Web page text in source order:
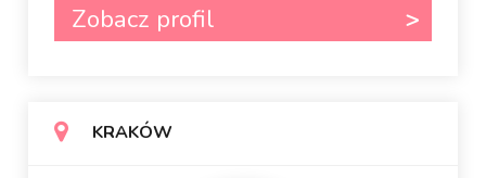
Zobacz profil
KRAKÓW